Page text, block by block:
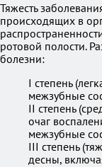
Тяжесть
происходящих в
ротовой полости.
болезни:
I степень
межзубные
II степень
очаг
межзубные
III степень
десны,